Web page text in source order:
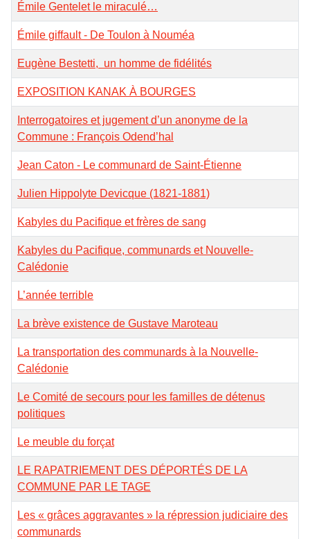
Émile Gentelet le miraculé…
Émile giffault - De Toulon à Nouméa
Eugène Bestetti, un homme de fidélités
EXPOSITION KANAK À BOURGES
Interrogatoires et jugement d’un anonyme de la
Commune : François Odend’hal
Jean Caton - Le communard de Saint-Étienne
Julien Hippolyte Devicque (1821-1881)
Kabyles du Pacifique et frères de sang
Kabyles du Pacifique, communards et Nouvelle-
Calédonie
L’année terrible
La brève existence de Gustave Maroteau
La transportation des communards à la Nouvelle-
Calédonie
Le Comité de secours pour les familles de détenus
politiques
Le meuble du forçat
LE RAPATRIEMENT DES DÉPORTÉS DE LA
COMMUNE PAR LE TAGE
Les « grâces aggravantes » la répression judiciaire des
communards